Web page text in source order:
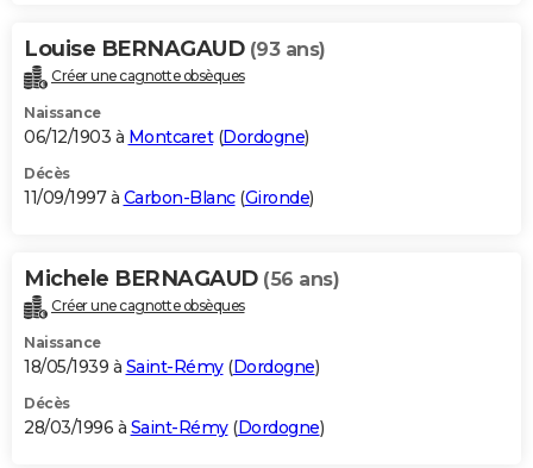
Louise BERNAGAUD (93 ans)
Créer une cagnotte obsèques
Naissance
06/12/1903 à Montcaret(Dordogne)
Décès
11/09/1997 à Carbon-Blanc(Gironde)
Michele BERNAGAUD (56 ans)
Créer une cagnotte obsèques
Naissance
18/05/1939 à Saint-Rémy(Dordogne)
Décès
28/03/1996 à Saint-Rémy(Dordogne)